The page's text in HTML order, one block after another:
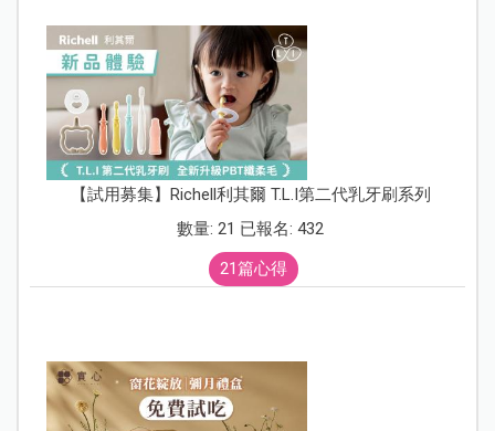
【試用募集】Richell利其爾 T.L.I第二代乳牙刷系列
數量: 21 已報名: 432
21篇心得